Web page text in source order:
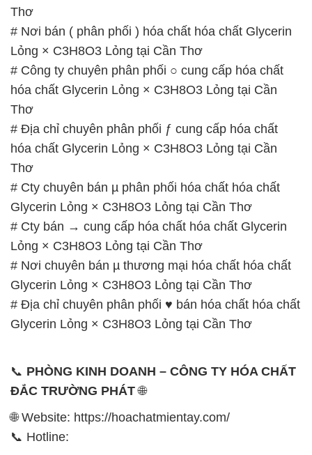
Thơ
# Nơi bán ( phân phối ) hóa chất hóa chất Glycerin
Lỏng × C3H8O3 Lỏng tại Cần Thơ
# Công ty chuyên phân phối ○ cung cấp hóa chất
hóa chất Glycerin Lỏng × C3H8O3 Lỏng tại Cần
Thơ
# Địa chỉ chuyên phân phối ƒ cung cấp hóa chất
hóa chất Glycerin Lỏng × C3H8O3 Lỏng tại Cần
Thơ
# Cty chuyên bán µ phân phối hóa chất hóa chất
Glycerin Lỏng × C3H8O3 Lỏng tại Cần Thơ
# Cty bán → cung cấp hóa chất hóa chất Glycerin
Lỏng × C3H8O3 Lỏng tại Cần Thơ
# Nơi chuyên bán µ thương mại hóa chất hóa chất
Glycerin Lỏng × C3H8O3 Lỏng tại Cần Thơ
# Địa chỉ chuyên phân phối ♥ bán hóa chất hóa chất
Glycerin Lỏng × C3H8O3 Lỏng tại Cần Thơ
📞 PHÒNG KINH DOANH – CÔNG TY HÓA CHẤT
ĐẮC TRƯỜNG PHÁT🌐
🌐 Website: https://hoachatmientay.com/
📞 Hotline: